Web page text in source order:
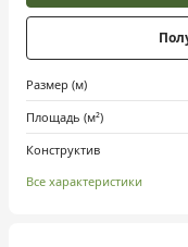
Размер (м)
Площадь (м²)
Конструктив
Все характеристики